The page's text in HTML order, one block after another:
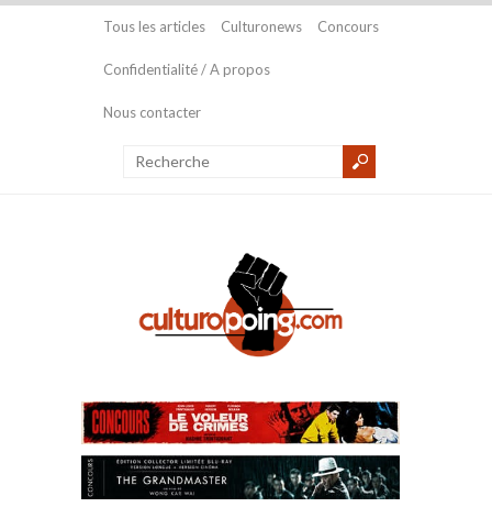
Tous les articles Culturonews Concours
Confidentialité / A propos
Nous contacter